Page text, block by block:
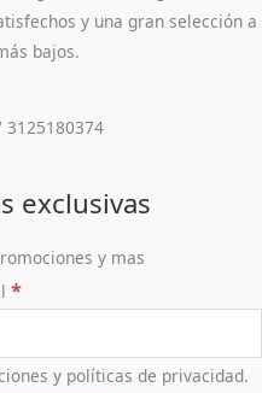
y una gran selección a
bajos.
3125180374
exclusivas
y mas
*
y políticas de privacidad.